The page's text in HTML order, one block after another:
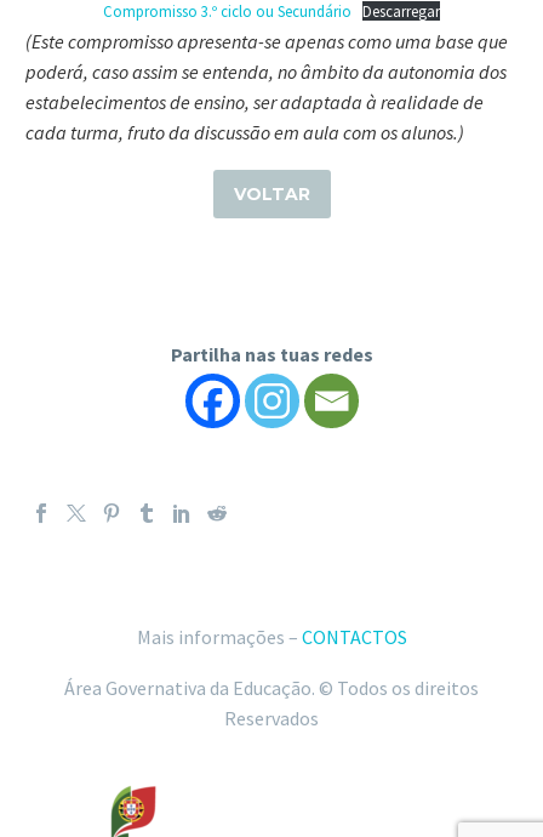
Compromisso 3.º ciclo ou Secundário Descarregar
(Este compromisso apresenta-se apenas como uma base que
poderá, caso assim se entenda, no âmbito da autonomia dos
estabelecimentos de ensino, ser adaptada à realidade de
cada turma, fruto da discussão em aula com os alunos.)
VOLTAR
Partilha nas tuas redes
Mais informações – CONTACTOS
Área Governativa da Educação. © Todos os direitos
Reservados